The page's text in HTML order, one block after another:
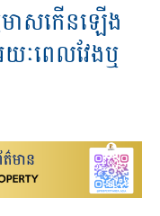
ៃមាសកើនឡើង
យៈពេលវែងឬ